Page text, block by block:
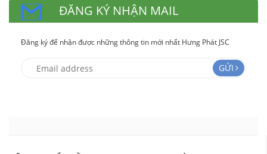
ĐĂNG KÝ NHẬN MAIL
Đăng ký để nhận được những thông tin mới nhất Hưng Phát JSC
GỬI